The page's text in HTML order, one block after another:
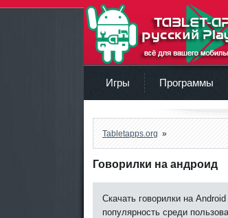
Игры Программы
Tabletapps.org »
Говорилки на андроид
Скачать говорилки на
популярность среди